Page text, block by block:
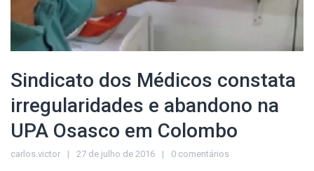
Sindicato dos Médicos constata
irregularidades e abandono na
UPA Osasco em Colombo
carlos.victor 27 de julho de 2016 0 comentários